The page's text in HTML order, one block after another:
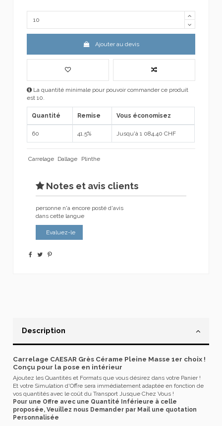
Ajouter au devis
La quantité minimale pour pouvoir commander ce produit
est 10.
Quantité Remise Vous économisez
60 41.5% Jusqu'à 1 084,40 CHF
Carrelage Dallage Plinthe
Notes et avis clients
personne n'a encore posté d'avis
dans cette langue
Evaluez-le
Description
Carrelage CAESAR Grès Cérame Pleine Masse 1er choix !
Conçu pour la pose en intérieur
Ajoutez les Quantités et Formats que vous désirez dans votre Panier !
Et votre Simulation d'Offre sera immédiatement adaptée en fonction de
vos quantités avec le coût du Transport Jusque Chez Vous !
Pour une Offre avec une Quantité Inférieure à celle
proposée, Veuillez nous Demander par Mail une quotation
Personnalisée